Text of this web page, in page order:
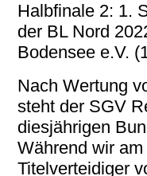
Halbfinale 2: 1.
der BL Nord
Bodensee e.V.
Nach Wertung
steht der SGV
diesjährigen
Während wir
Titelverteidiger